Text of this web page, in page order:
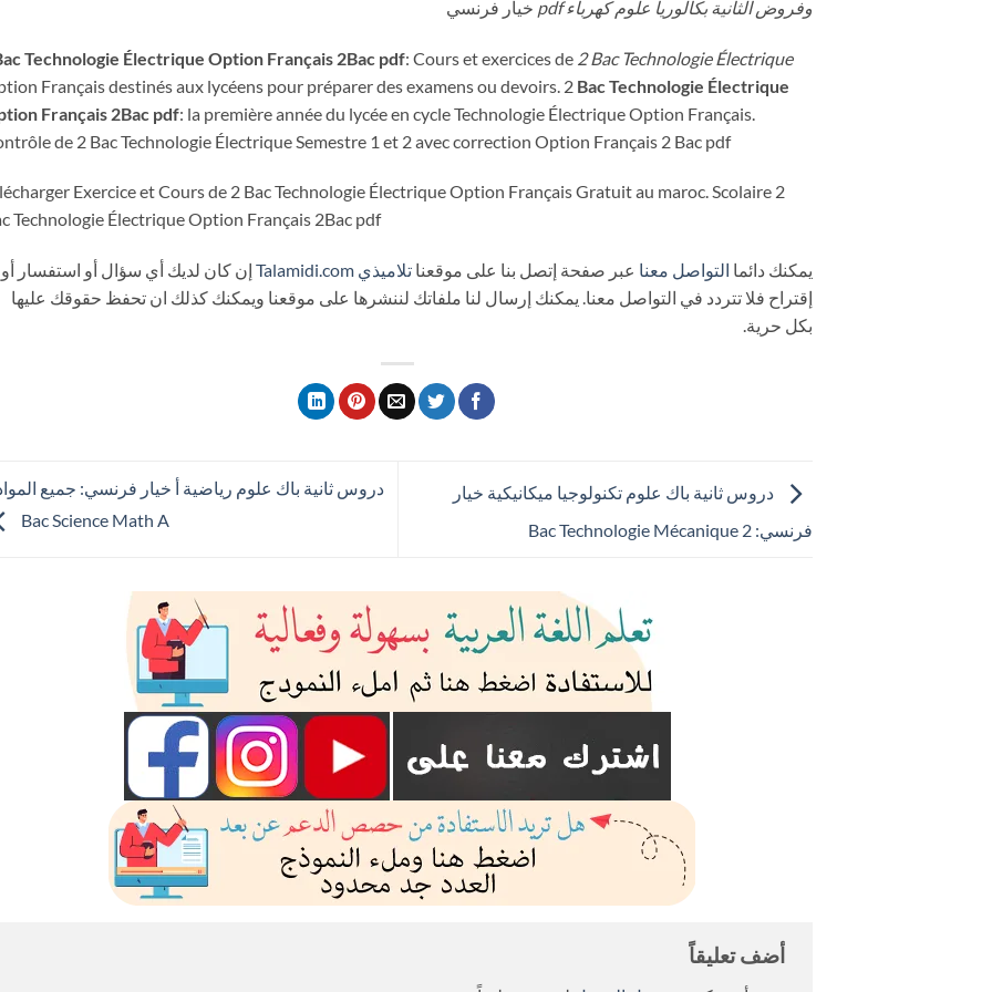
وفروض الثانية بكالوريا علوم كهرباء pdf
خيار فرنسي
Technologie Électrique Option Français 2Bac pdf: Cours et exercices de 2 Bac Technologie Électrique
Français destinés aux lycéens pour préparer des examens ou devoirs. 2 Bac Technologie Électrique
Français 2Bac pdf: la première année du lycée en cycle Technologie Électrique Option Français.
de 2 Bac Technologie Électrique Semestre 1 et 2 avec correction Option Français 2 Bac pdf
Exercice et Cours de 2 Bac Technologie Électrique Option Français Gratuit au maroc. Scolaire 2
Technologie Électrique Option Français 2Bac pdf
يمكنك دائما التواصل معنا عبر صفحة إتصل بنا على موقعنا تلاميذي Talamidi.com إن كان لديك أي سؤال أو استفسار أو
إقتراح فلا تتردد في التواصل معنا. يمكنك إرسال لنا ملفاتك لننشرها على موقعنا ويمكنك كذلك ان تحفظ حقوقك عليها
بكل حرية.
دروس ثانية باك علوم تكنولوجيا ميكانيكية خيار
فرنسي: 2 Bac Technologie Mécanique
Bac Science Math A
أضف تعليقاً